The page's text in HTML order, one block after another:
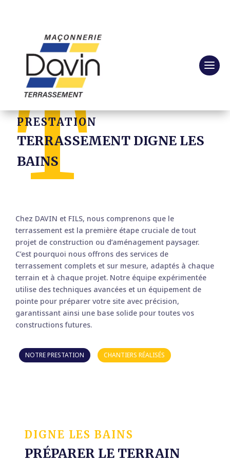
DEMANDEZ UN DEVIS
Davin & Fils $ Terrassement Digne les bains
PRESTATION
TERRASSEMENT DIGNE LES
BAINS
Chez DAVIN et FILS, nous comprenons que le
terrassement est la première étape cruciale de tout
projet de construction ou d’aménagement paysager.
C’est pourquoi nous offrons des services de
terrassement complets et sur mesure, adaptés à chaque
terrain et à chaque projet. Notre équipe expérimentée
utilise des techniques avancées et un équipement de
pointe pour préparer votre site avec précision,
garantissant ainsi une base solide pour toutes vos
constructions futures.
NOTRE PRESTATION CHANTIERS RÉALISÉS
DIGNE LES BAINS
PRÉPARER LE TERRAIN